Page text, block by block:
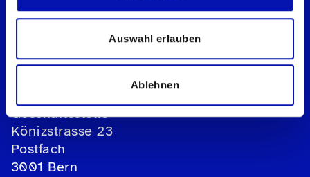
Auswahl erlauben
Ablehnen
Schweizerischer Blinden- und
Sehbehindertenverband sbv
Geschäftsstelle
Könizstrasse 23
Postfach
3001 Bern